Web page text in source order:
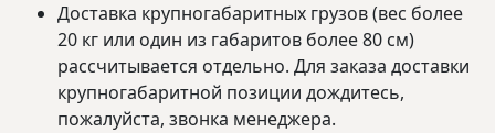
Доставка крупногабаритных грузов (вес более
20 кг или один из габаритов более 80 см)
рассчитывается отдельно. Для заказа доставки
крупногабаритной позиции дождитесь,
пожалуйста, звонка менеджера.